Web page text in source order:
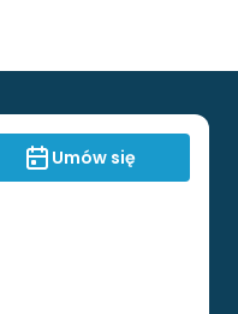
Umów się